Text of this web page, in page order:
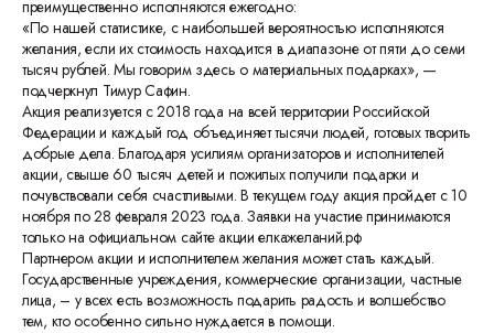
преимущественно исполняются ежегодно:
«По нашей статистике, с наибольшей вероятностью исполняются
желания, если их стоимость находится в диапазоне от пяти до семи
тысяч рублей. Мы говорим здесь о материальных подарках», —
подчеркнул Тимур Сафин.
Акция реализуется с 2018 года на всей территории Российской
Федерации и каждый год объединяет тысячи людей, готовых творить
добрые дела. Благодаря усилиям организаторов и исполнителей
акции, свыше 60 тысяч детей и пожилых получили подарки и
почувствовали себя счастливыми. В текущем году акция пройдет с 10
ноября по 28 февраля 2023 года. Заявки на участие принимаются
только на официальном сайте акции елкажеланий.рф
Партнером акции и исполнителем желания может стать каждый.
Государственные учреждения, коммерческие организации, частные
лица, – у всех есть возможность подарить радость и волшебство
тем, кто особенно сильно нуждается в помощи.